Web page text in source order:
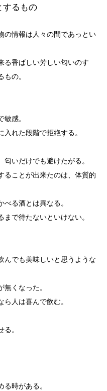
するもの
の情報は人々の間であっとい
る香ばしい芳しい匂いのす
の。
感。
れた段階で拒絶する。
いだけでも避けたがる。
ることが出来たのは、体質的
る酒とは異なる。
で待たないといけない。
んでも美味しいと思うような
くなった。
人は喜んで飲む。
。
時がある。